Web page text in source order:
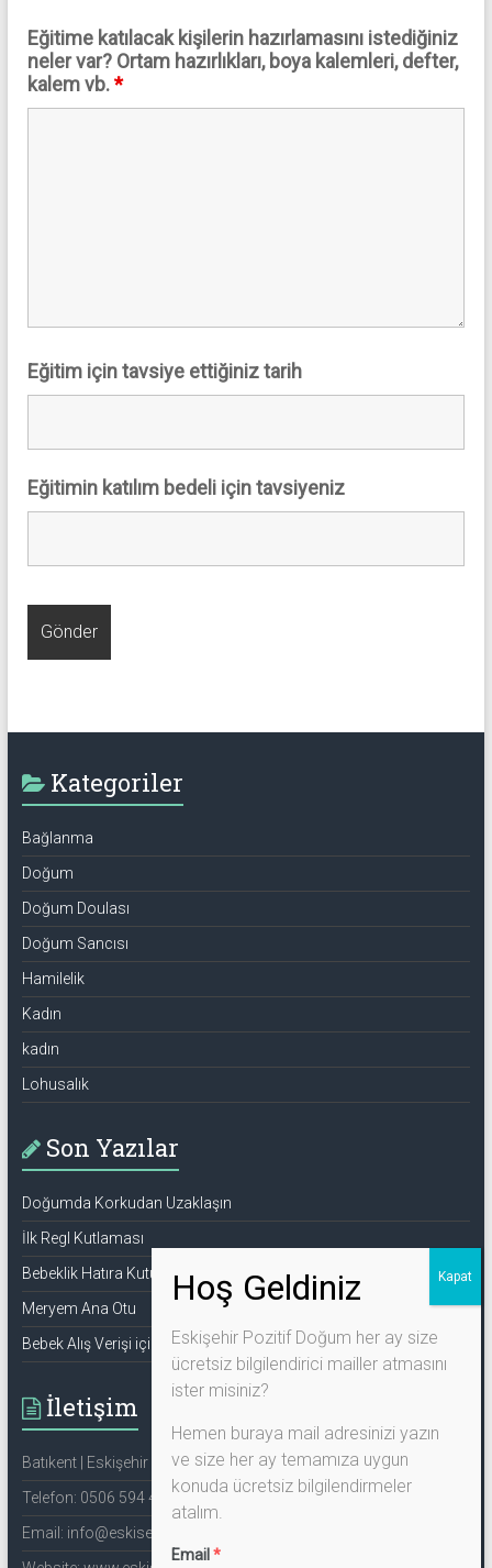
Eğitime katılacak kişilerin hazırlamasını istediğiniz
neler var? Ortam hazırlıkları, boya kalemleri, defter,
kalem vb.*
Eğitim için tavsiye ettiğiniz tarih
Eğitimin katılım bedeli için tavsiyeniz
Kategoriler
Bağlanma
Doğum
Doğum Doulası
Doğum Sancısı
Hamilelik
Kadın
kadın
Lohusalık
Son Yazılar
Doğumda Korkudan Uzaklaşın
İlk Regl Kutlaması
Bebeklik Hatıra Kutusu
Meryem Ana Otu
Bebek Alış Verişi için Bilmeniz Gerekenler
İletişim
Batıkent | Eskişehir | Türkiye
Telefon: 0506 594 44 27
Email: info@eskisehirpozitifdogum.com
Eskişehir Pozitif Doğum her ay size
ücretsiz bilgilendirici mailler atmasını
ister misiniz?
Hemen buraya mail adresinizi yazın
ve size her ay temamıza uygun
konuda ücretsiz bilgilendirmeler
atalım.
Email *